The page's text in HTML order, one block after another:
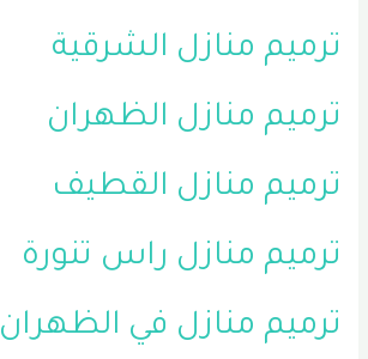
ترميم منازل الشرقية
ترميم منازل الظهران
ترميم منازل القطيف
ترميم منازل راس تنورة
ترميم منازل في الظهران